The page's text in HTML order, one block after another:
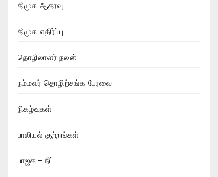
திமுக ஆதரவு
திமுக எதிர்ப்பு
தொழிலாளர் நலன்
நம்மவர் தொழிற்சங்க பேரவை
நிகழ்வுகள்
பாலியல் குற்றங்கள்
பாஜக – நீட்